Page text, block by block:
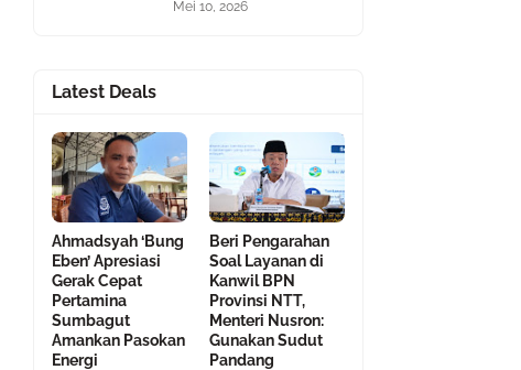
Mei 10, 2026
Latest Deals
Ahmadsyah ‘Bung
Eben’ Apresiasi
Gerak Cepat
Pertamina
Sumbagut
Amankan Pasokan
Energi
Beri Pengarahan
Soal Layanan di
Kanwil BPN
Provinsi NTT,
Menteri Nusron:
Gunakan Sudut
Pandang